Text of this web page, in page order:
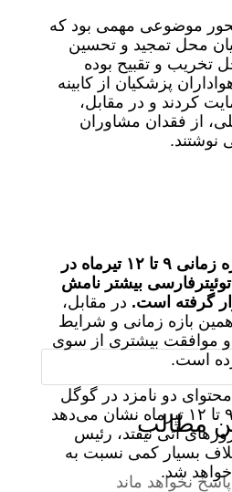
موضوعی مهمی بود که
محل تمجید و تحسین
تخریب و تقبیح بوده
پزشکیان از کابینه
کردند و در مقابل،
از فقدان مشاوران
نوشتند.
سعید جلیلی در بازه زمانی ۹ تا ۱۲ تیرماه در
توئیترفارسی بیشتر نامش
گرفته است. در مقابل،
بازه زمانی و شرایط
و موافقت بیشتری از سوی
است.
دو نامزد در گوگل
ترندز در بازه زمانی ۹ تا ۱۲ تیرماه نشان می‌دهد
آتی نیفتد، رئیس‌
بسیار کمی نسبت به
شد.
مطالب
نخواهد ماند